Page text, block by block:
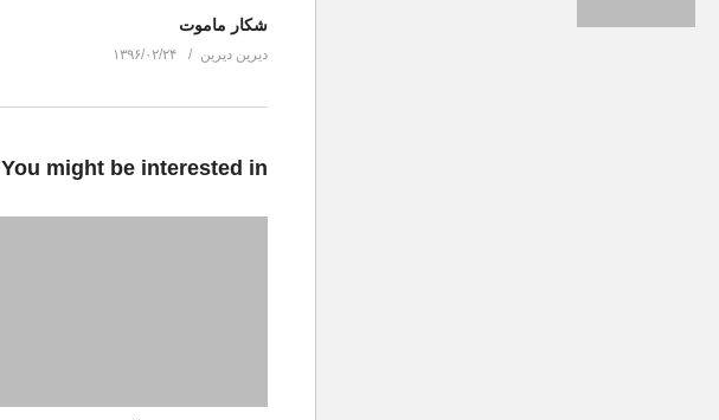
شکار ماموت
دیرین دیرین ۱۳۹۶/۰۲/۲۴
You might be interested in